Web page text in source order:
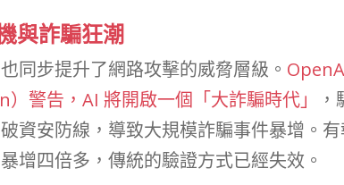
與詐騙狂潮
同步提升了網路攻擊的威脅層級。
警告，AI 將開啟一個「大詐騙時代」
資安防線，導致大規模詐騙事件暴增。
增四倍多，傳統的驗證方式已經失效。